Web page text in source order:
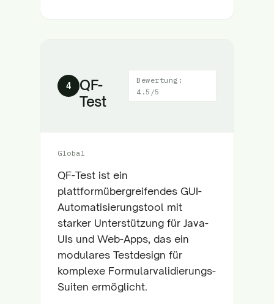
4
QF-
Test
Bewertung:
4.5/5
Global
QF-Test ist ein
plattformübergreifendes GUI-
Automatisierungstool mit
starker Unterstützung für Java-
UIs und Web-Apps, das ein
modulares Testdesign für
komplexe Formularvalidierungs-
Suiten ermöglicht.